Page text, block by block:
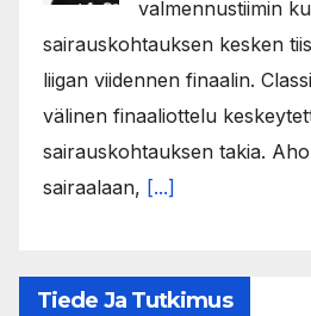
valmennustiimin
sairauskohtauksen kesken
liigan viidennen finaalin.
välinen finaaliottelu
sairauskohtauksen takia.
sairaalaan, [...]
Tiede Ja Tutkimus